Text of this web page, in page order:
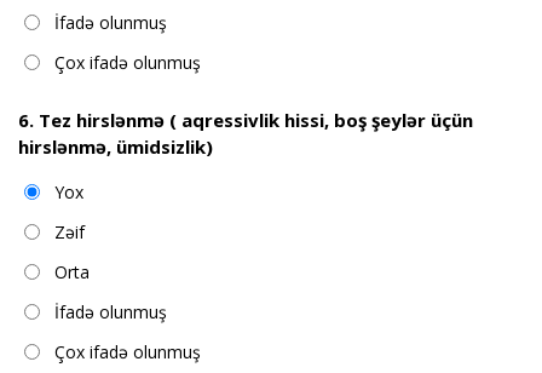
İfadə olunmuş
Çox ifadə olunmuş
6. Tez hirslənmə ( aqressivlik hissi, boş şeylər üçün
hirslənmə, ümidsizlik)
Yox
Zəif
Orta
İfadə olunmuş
Çox ifadə olunmuş